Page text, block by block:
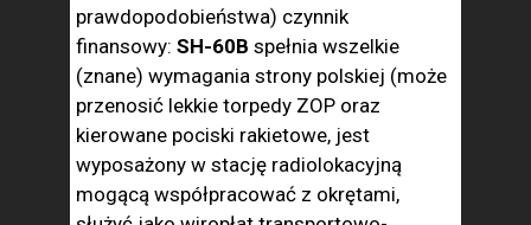
prawdopodobieństwa) czynnik
finansowy: SH-60B spełnia wszelkie
(znane) wymagania strony polskiej (może
przenosić lekkie torpedy ZOP oraz
kierowane pociski rakietowe, jest
wyposażony w stację radiolokacyjną
mogącą współpracować z okrętami,